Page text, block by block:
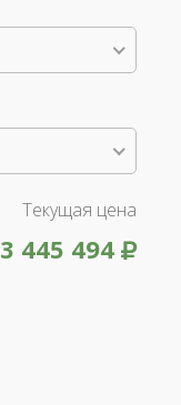
Текущая цена
3 445 494